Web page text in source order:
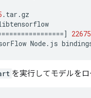
. tar .gz
]
Node. js
を実行してモデルをロ